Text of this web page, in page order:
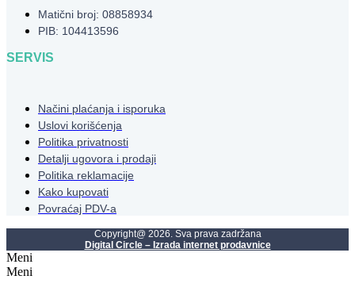
Matični broj: 08858934
PIB: 104413596
SERVIS
Načini plaćanja i isporuka
Uslovi korišćenja
Politika privatnosti
Detalji ugovora i prodaji
Politika reklamacije
Kako kupovati
Povraćaj PDV-a
Copyright@ 2026. Sva prava zadržana
Digital Circle – Izrada internet prodavnice
Meni
Meni